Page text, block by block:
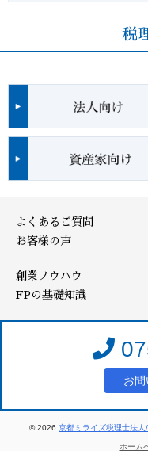
税
よくあるご質問
お客様の声
創業ノウハウ
FPの基礎知識
お
© 2026 京都ミライズ税理士法
ホーム